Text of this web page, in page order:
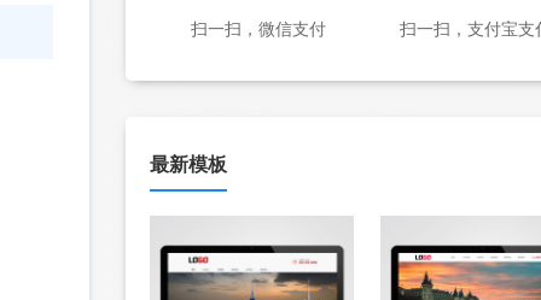
扫一扫，微信支付 扫一扫，支付宝支
最新模板